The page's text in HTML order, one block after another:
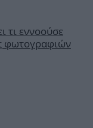
τι εννοούσε
φωτογραφιών